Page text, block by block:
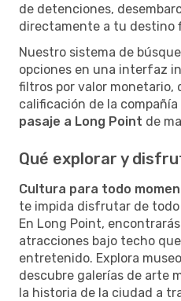
de detenciones,
directamente a tu destino
Nuestro sistema de
opciones en una interfaz
filtros por valor monetario,
calificación de la compañía
pasaje a Long Point de
Qué explorar y
Cultura para todo
te impida disfrutar de
En Long Point,
atracciones bajo techo
entretenido. Explora
descubre galerías de arte
la historia de la ciudad a